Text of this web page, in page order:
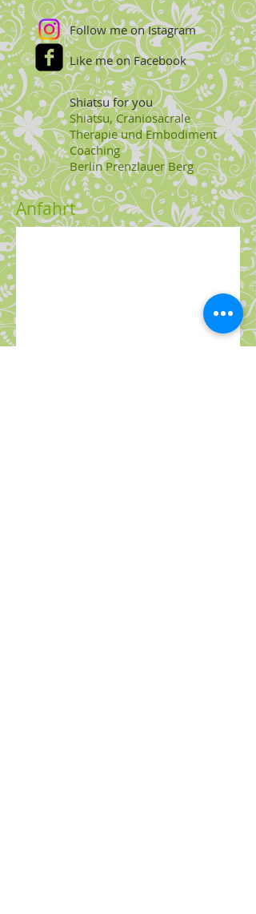
Follow me on Istagram
Like me on Facebook
Shiatsu for you
Shiatsu, Craniosacrale
Therapie und Embodiment
Coaching
BerlinPrenzlauer Berg
Anfahrt